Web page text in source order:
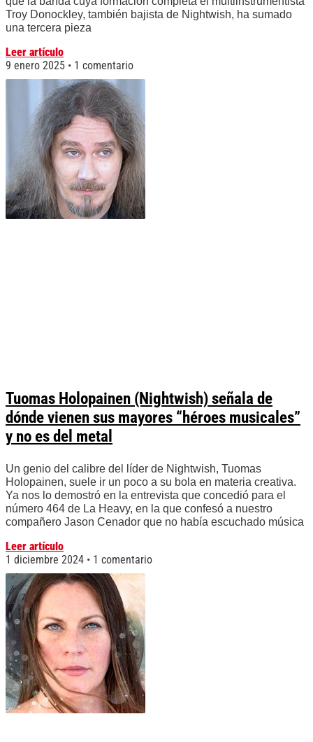
Troy Donockley, también bajista de Nightwish, ha sumado
una tercera pieza
Leer artículo
9 enero 2025
1 comentario
Tuomas Holopainen (Nightwish) señala de
dónde vienen sus mayores “héroes musicales”
y no es del metal
Un genio del calibre del líder de Nightwish, Tuomas
Holopainen, suele ir un poco a su bola en materia creativa.
Ya nos lo demostró en la entrevista que concedió para el
número 464 de La Heavy, en la que confesó a nuestro
compañero Jason Cenador que no había escuchado música
Leer artículo
1 diciembre 2024
1 comentario